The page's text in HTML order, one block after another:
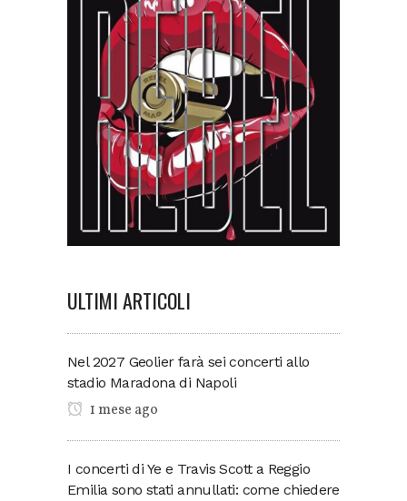
ULTIMI ARTICOLI
Nel 2027 Geolier farà sei concerti allo
stadio Maradona di Napoli
1 mese ago
I concerti di Ye e Travis Scott a Reggio
Emilia sono stati annullati: come chiedere